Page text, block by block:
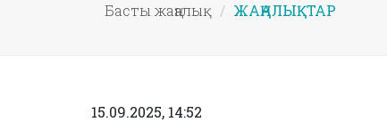
Басты жаңалық ЖАҢАЛЫҚТАР
15.09.2025, 14:52